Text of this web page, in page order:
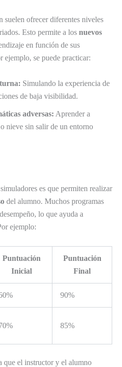
suelen ofrecer diferentes niveles
Esto permite a los nuevos
en función de sus
ejemplo, se puede practicar:
Simulando la experiencia de
de baja visibilidad.
adversas: Aprender a
nieve sin salir de un entorno
es que permiten realizar
del alumno. Muchos programas
lo que ayuda a
ejemplo:
Puntuación
Inicial
Puntuación
Final
90%
85%
que el instructor y el alumno